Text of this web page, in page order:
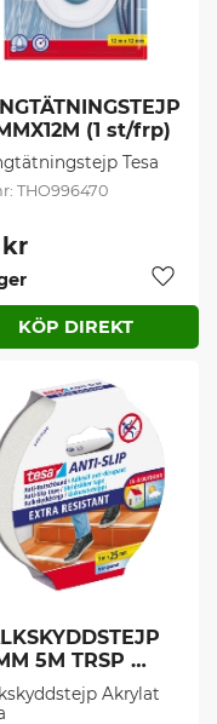
(1 st/frp)
Tesa
THO996470
kr
Lägg
5M TRSP
(1 st/frp)Akrylat